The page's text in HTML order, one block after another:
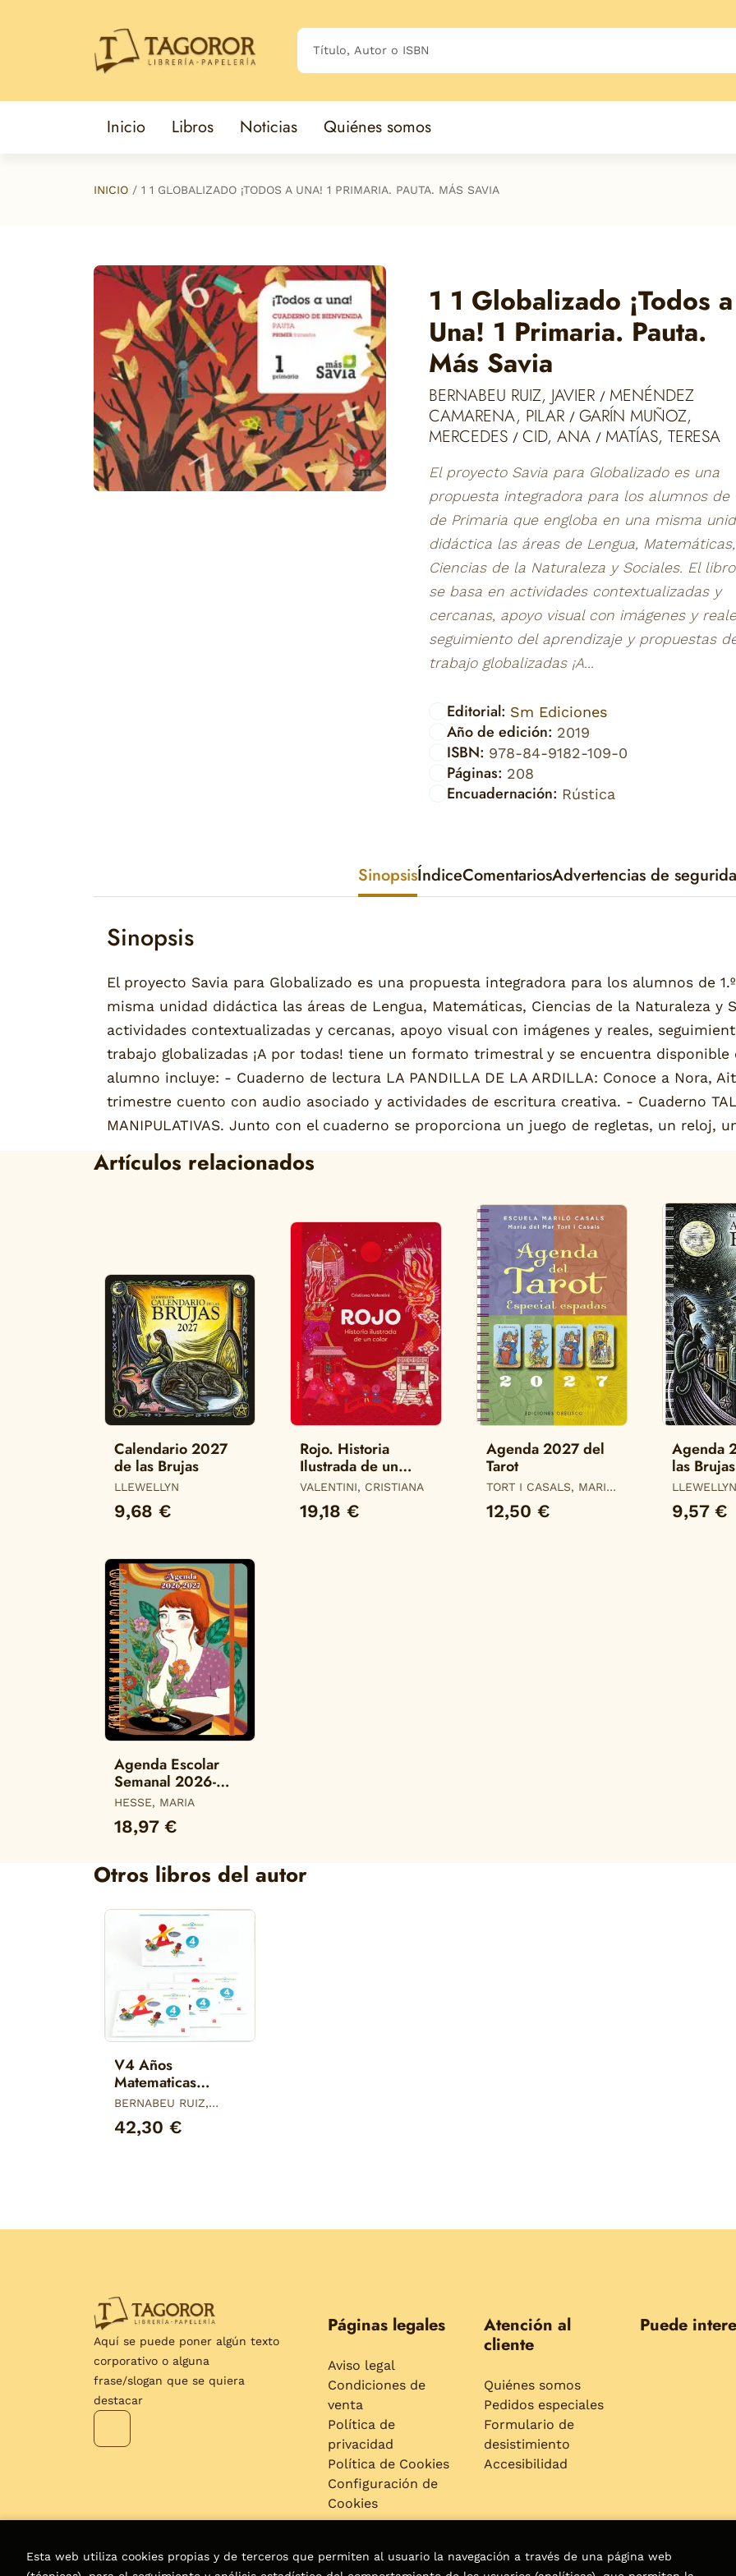
Inicio Libros Noticias Quiénes somos
INICIO 1 1 GLOBALIZADO ¡TODOS A UNA! 1 PRIMARIA. PAUTA. MÁS SAVIA
1 1 Globalizado ¡Todos a
Una! 1 Primaria. Pauta.
Más Savia
BERNABEU RUIZ, JAVIER / MENÉNDEZ
CAMARENA, PILAR / GARÍN MUÑOZ,
MERCEDES / CID, ANA / MATÍAS, TERESA
El proyecto Savia para Globalizado es una
propuesta integradora para los alumnos de
de Primaria que engloba en una misma
didáctica las áreas de Lengua, Matemáticas,
Ciencias de la Naturaleza y Sociales. El libro
se basa en actividades contextualizadas y
cercanas, apoyo visual con imágenes y
seguimiento del aprendizaje y propuestas
trabajo globalizadas ¡A...
Editorial: Sm Ediciones
Año de edición: 2019
ISBN: 978-84-9182-109-0
Páginas: 208
Encuadernación: Rústica
SinopsisÍndiceComentariosAdvertencias de
Sinopsis
El proyecto Savia para Globalizado es una propuesta integradora para los alumnos de
misma unidad didáctica las áreas de Lengua, Matemáticas, Ciencias de la Naturaleza y
actividades contextualizadas y cercanas, apoyo visual con imágenes y reales,
trabajo globalizadas ¡A por todas! tiene un formato trimestral y se encuentra
alumno incluye: - Cuaderno de lectura LA PANDILLA DE LA ARDILLA: Conoce a Nora,
trimestre cuento con audio asociado y actividades de escritura creativa. - Cuaderno
MANIPULATIVAS. Junto con el cuaderno se proporciona un juego de regletas, un reloj,
Artículos relacionados
Calendario 2027
de las Brujas
LLEWELLYN
9,68 €
Rojo. Historia
Ilustrada de un
Color
VALENTINI, CRISTIANA
19,18 €
Agenda 2027 del
Tarot
TORT I CASALS, MARIA
12,50 €
Agenda
las Brujas
LLEWELLYN
9,57 €
Agenda Escolar
Semanal 2026-
2027 María Hesse
HESSE, MARIA
18,97 €
Otros libros del autor
V4 Años
Matematicas
Activas 17
BERNABEU RUIZ,
JAVIER
42,30 €
Aquí se puede poner algún texto
corporativo o alguna
frase/slogan que se quiera
destacar
Páginas legales
Aviso legal
Condiciones de
venta
Política de
privacidad
Política de Cookies
Configuración de
Cookies
Atención al
cliente
Quiénes somos
Pedidos especiales
Formulario de
desistimiento
Accesibilidad
Puede
Esta web utiliza cookies propias y de terceros que permiten al usuario la navegación a través de una página web